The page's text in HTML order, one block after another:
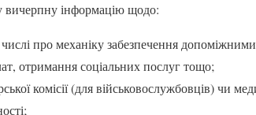
вичерпну інформацію щодо:
про механіку забезпечення допоміжними
отримання соціальних послуг тощо;
комісії (для військовослужбовців) чи